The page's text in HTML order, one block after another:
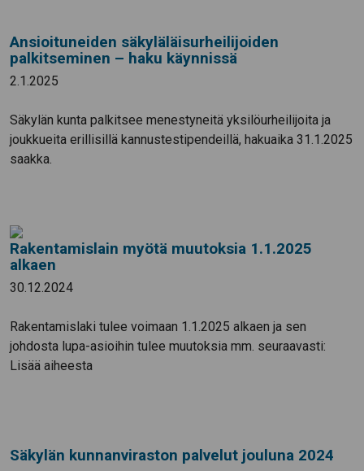
Ansioituneiden säkyläläisurheilijoiden
palkitseminen – haku käynnissä
2.1.2025
Säkylän kunta palkitsee menestyneitä yksilöurheilijoita ja
joukkueita erillisillä kannustestipendeillä, hakuaika 31.1.2025
saakka.
Rakentamislain myötä muutoksia 1.1.2025
alkaen
30.12.2024
Rakentamislaki tulee voimaan 1.1.2025 alkaen ja sen
johdosta lupa-asioihin tulee muutoksia mm. seuraavasti:
Lisää aiheesta
Säkylän kunnanviraston palvelut jouluna 2024